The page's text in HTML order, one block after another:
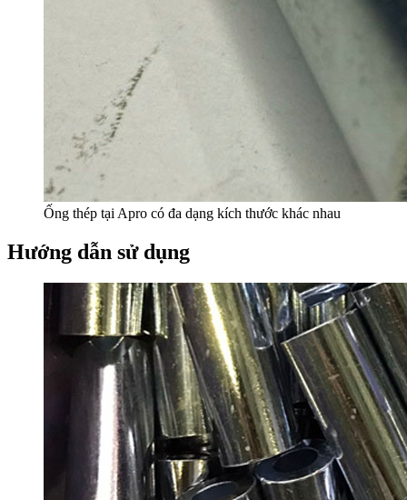
Ống thép tại Apro có đa dạng kích thước khác nhau
Hướng dẫn sử dụng